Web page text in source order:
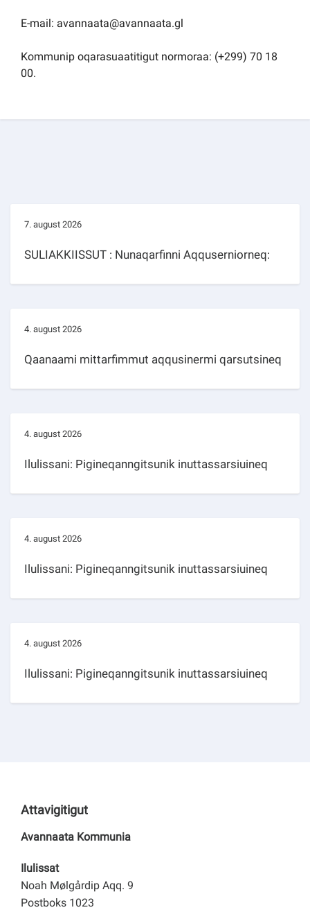
E-mail: avannaata@avannaata.gl
Kommunip oqarasuaatitigut normoraa: (+299) 70 18
00.
7. august 2026
SULIAKKIISSUT : Nunaqarfinni Aqquserniorneq:
4. august 2026
Qaanaami mittarfimmut aqqusinermi qarsutsineq
4. august 2026
Ilulissani: Pigineqanngitsunik inuttassarsiuineq
4. august 2026
Ilulissani: Pigineqanngitsunik inuttassarsiuineq
4. august 2026
Ilulissani: Pigineqanngitsunik inuttassarsiuineq
Attavigitigut
Avannaata Kommunia
Ilulissat
Noah Mølgårdip Aqq. 9
Postboks 1023